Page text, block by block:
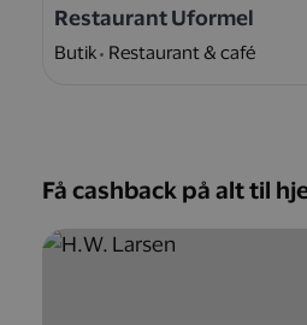
Restaurant Uformel
Butik Restaurant & café
Få cashback på alt til